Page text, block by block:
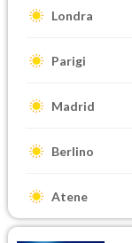
Londra
Parigi
Madrid
Berlino
Atene